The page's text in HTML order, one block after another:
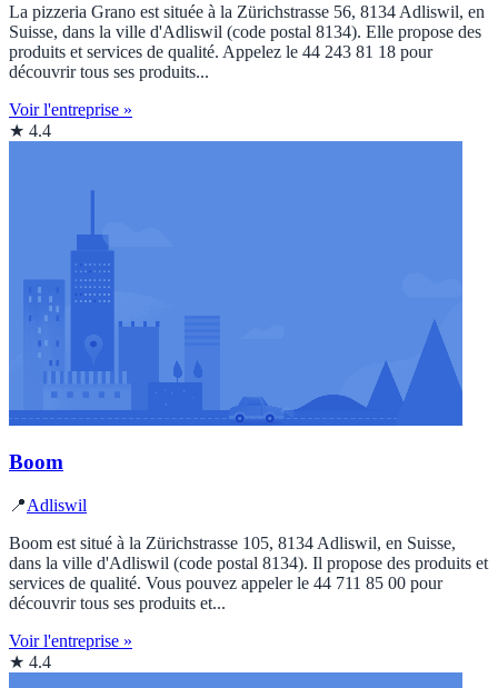
La pizzeria Grano est située à la Zürichstrasse 56, 8134 Adliswil, en
Suisse, dans la ville d'Adliswil (code postal 8134). Elle propose des
produits et services de qualité. Appelez le 44 243 81 18 pour
découvrir tous ses produits...
Voir l'entreprise »
★ 4.4
Boom
📍Adliswil
Boom est situé à la Zürichstrasse 105, 8134 Adliswil, en Suisse,
dans la ville d'Adliswil (code postal 8134). Il propose des produits et
services de qualité. Vous pouvez appeler le 44 711 85 00 pour
découvrir tous ses produits et...
Voir l'entreprise »
★ 4.4